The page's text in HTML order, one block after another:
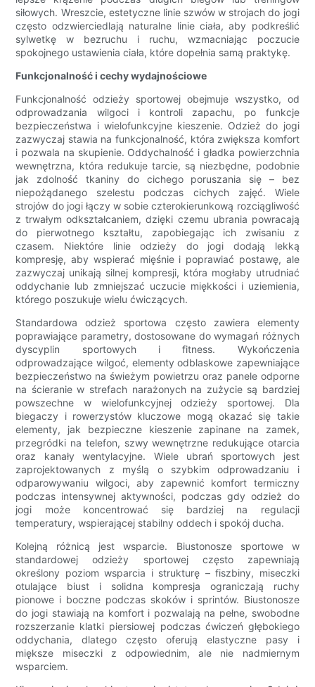
siłowych. Wreszcie, estetyczne linie szwów w strojach do jogi
często odzwierciedlają naturalne linie ciała, aby podkreślić
sylwetkę w bezruchu i ruchu, wzmacniając poczucie
spokojnego ustawienia ciała, które dopełnia samą praktykę.
Funkcjonalność i cechy wydajnościowe
Funkcjonalność odzieży sportowej obejmuje wszystko, od
odprowadzania wilgoci i kontroli zapachu, po funkcje
bezpieczeństwa i wielofunkcyjne kieszenie. Odzież do jogi
zazwyczaj stawia na funkcjonalność, która zwiększa komfort
i pozwala na skupienie. Oddychalność i gładka powierzchnia
wewnętrzna, która redukuje tarcie, są niezbędne, podobnie
jak zdolność tkaniny do cichego poruszania się – bez
niepożądanego szelestu podczas cichych zajęć. Wiele
strojów do jogi łączy w sobie czterokierunkową rozciągliwość
z trwałym odkształcaniem, dzięki czemu ubrania powracają
do pierwotnego kształtu, zapobiegając ich zwisaniu z
czasem. Niektóre linie odzieży do jogi dodają lekką
kompresję, aby wspierać mięśnie i poprawiać postawę, ale
zazwyczaj unikają silnej kompresji, która mogłaby utrudniać
oddychanie lub zmniejszać uczucie miękkości i uziemienia,
którego poszukuje wielu ćwiczących.
Standardowa odzież sportowa często zawiera elementy
poprawiające parametry, dostosowane do wymagań różnych
dyscyplin sportowych i fitness. Wykończenia
odprowadzające wilgoć, elementy odblaskowe zapewniające
bezpieczeństwo na świeżym powietrzu oraz panele odporne
na ścieranie w strefach narażonych na zużycie są bardziej
powszechne w wielofunkcyjnej odzieży sportowej. Dla
biegaczy i rowerzystów kluczowe mogą okazać się takie
elementy, jak bezpieczne kieszenie zapinane na zamek,
przegródki na telefon, szwy wewnętrzne redukujące otarcia
oraz kanały wentylacyjne. Wiele ubrań sportowych jest
zaprojektowanych z myślą o szybkim odprowadzaniu i
odparowywaniu wilgoci, aby zapewnić komfort termiczny
podczas intensywnej aktywności, podczas gdy odzież do
jogi może koncentrować się bardziej na regulacji
temperatury, wspierającej stabilny oddech i spokój ducha.
Kolejną różnicą jest wsparcie. Biustonosze sportowe w
standardowej odzieży sportowej często zapewniają
określony poziom wsparcia i strukturę – fiszbiny, miseczki
otulające biust i solidna kompresja ograniczają ruchy
pionowe i boczne podczas skoków i sprintów. Biustonosze
do jogi stawiają na komfort i pozwalają na pełne, swobodne
rozszerzanie klatki piersiowej podczas ćwiczeń głębokiego
oddychania, dlatego często oferują elastyczne pasy i
miększe miseczki z odpowiednim, ale nie nadmiernym
wsparciem.